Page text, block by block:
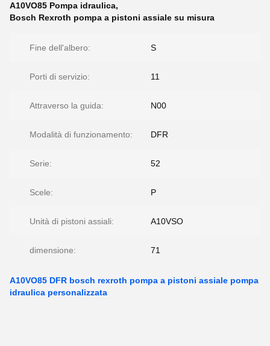
A10VO85 Pompa idraulica,
Bosch Rexroth pompa a pistoni assiale su misura
Fine dell'albero: S
Porti di servizio: 11
Attraverso la guida: N00
Modalità di funzionamento: DFR
Serie: 52
Scele: P
Unità di pistoni assiali: A10VSO
dimensione: 71
A10VO85 DFR bosch rexroth pompa a pistoni assiale pompa
idraulica personalizzata